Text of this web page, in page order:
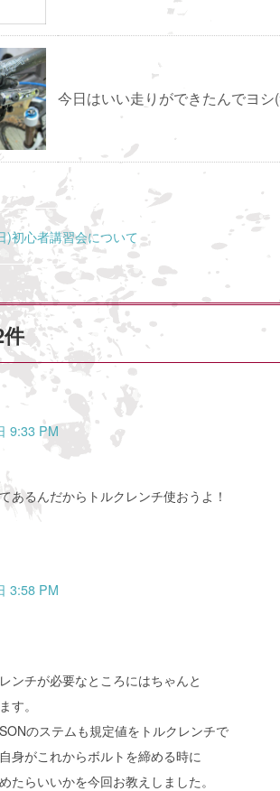
今日はいい走りができたんでヨシ
)初心者講習会について
9:33 PM
あるんだからトルクレンチ使おうよ！
3:58 PM
ンチが必要なところにはちゃんと
す。
のステムも規定値をトルクレンチで
身がこれからボルトを締める時に
たらいいかを今回お教えしました。